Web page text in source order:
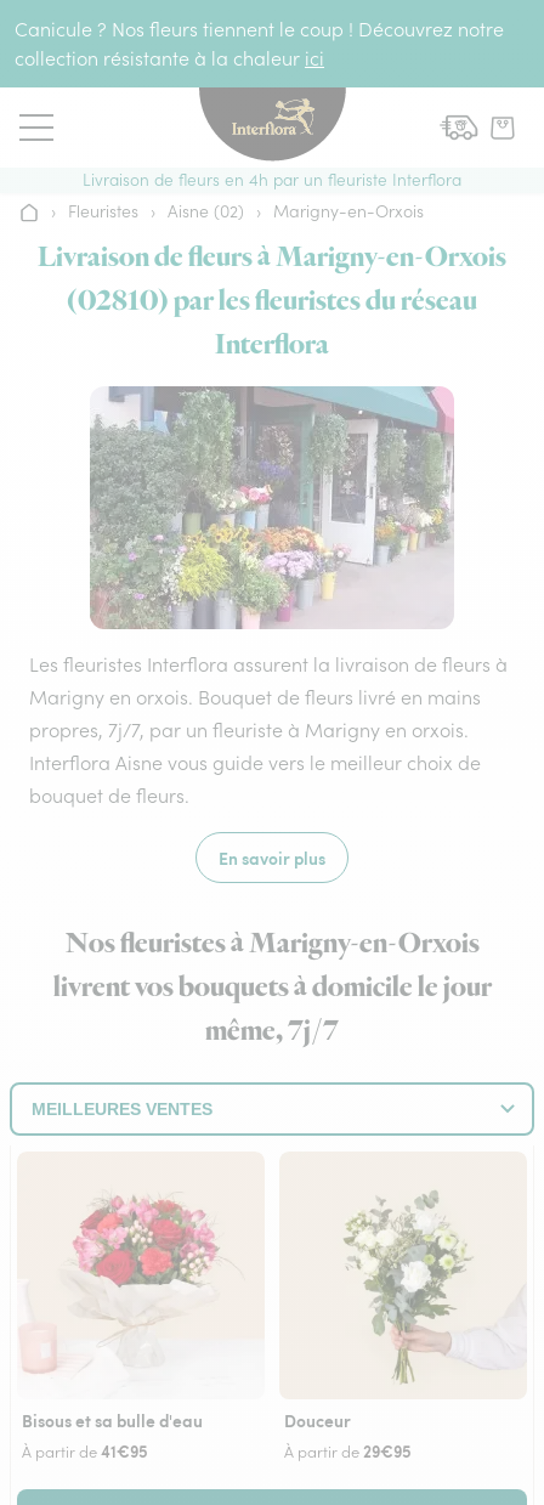
Canicule ? Nos fleurs tiennent le coup ! Découvrez notre
collection résistante à la chaleur ici
Livraison de fleurs en 4h par un fleuriste Interflora
Accueil
› Fleuristes › Aisne (02) › Marigny-en-Orxois
Livraison de fleurs à Marigny-en-Orxois
(02810) par les fleuristes du réseau
Interflora
Les fleuristes Interflora assurent la livraison de fleurs à
Marigny en orxois. Bouquet de fleurs livré en mains
propres, 7j/7, par un fleuriste à Marigny en orxois.
Interflora Aisne vous guide vers le meilleur choix de
bouquet de fleurs.
En savoir plus
Nos fleuristes à Marigny-en-Orxois
livrent vos bouquets à domicile le jour
même, 7j/7
Bisous et sa bulle d'eau
À partir de41€95
Douceur
À partir de29€95